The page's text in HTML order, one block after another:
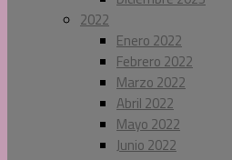
2022
Enero 2022
Febrero 2022
Marzo 2022
Abril 2022
Mayo 2022
Junio 2022